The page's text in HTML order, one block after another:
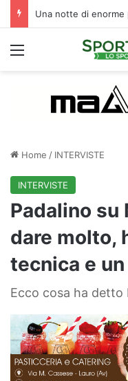
Menu
Home / INTERVISTE
INTERVISTE
Padalino su
dare molto,
tecnica e
Ecco cosa ha detto